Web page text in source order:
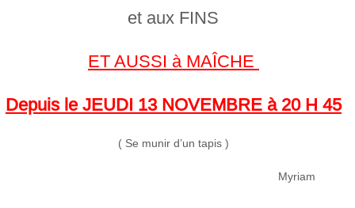
et aux FINS
ET AUSSI à MAÎCHE
Depuis le JEUDI 13 NOVEMBRE à 20 H 45
( Se munir d’un tapis )
Myriam